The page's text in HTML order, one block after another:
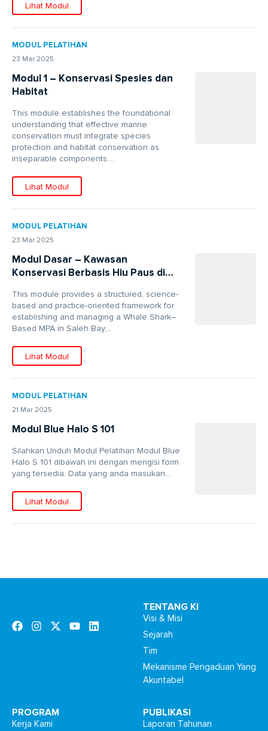
Lihat Modul
MODUL PELATIHAN
23 Mar 2025
Modul 1 – Konservasi Spesies dan
Habitat
This module establishes the foundational
understanding that effective marine
conservation must integrate species
protection and habitat conservation as
inseparable components....
Lihat Modul
MODUL PELATIHAN
23 Mar 2025
Modul Dasar – Kawasan
Konservasi Berbasis Hiu Paus di
This module provides a structured, science-
based and practice-oriented framework for
establishing and managing a Whale Shark–
Based MPA in Saleh Bay,...
Lihat Modul
MODUL PELATIHAN
21 Mar 2025
Modul Blue Halo S 101
Silahkan Unduh Modul Pelatihan Modul Blue
Halo S 101 dibawah ini dengan mengisi form
yang tersedia. Data yang anda masukan...
Lihat Modul
TENTANG KI
Visi & Misi
Sejarah
Tim
Mekanisme Pengaduan Yang
Akuntabel
PROGRAM
Kerja Kami
PUBLIKASI
Laporan Tahunan